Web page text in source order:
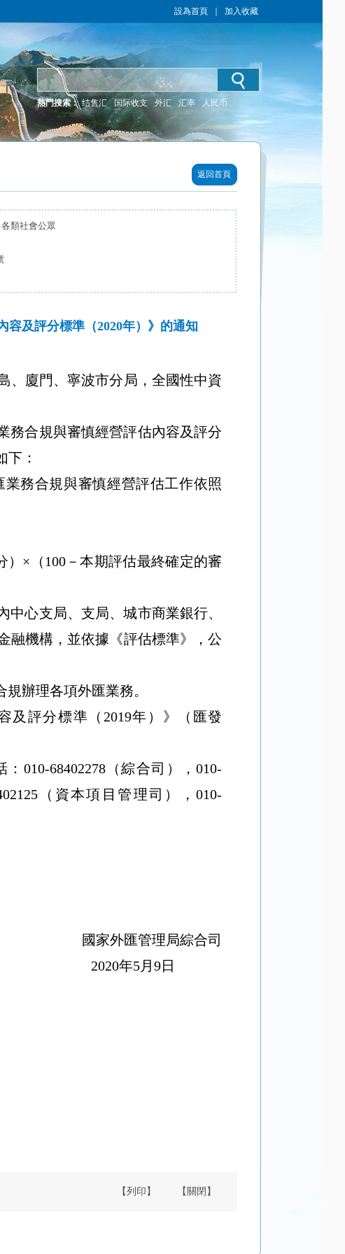
設為首頁 加入收藏
熱門搜索： 结售汇 国际收支 外汇 汇率 人民币
返回首頁
類社會公眾
容及評分標準（2020年）》的通知
、廈門、寧波市分局，全國性中資
務合規與審慎經營評估內容及評分
下：
業務合規與審慎經營評估工作依照
× （100 －本期評估最終確定的審
心支局、支局、城市商業銀行、
融機構，並依據《評估標準》，公
辦理各項外匯業務。
及評分標準（ 2019年）》（匯發
010-68402278（綜合司），010-
（資本項目管理司），010-
國家外匯管理局綜合司
年5月 9日
【列印】 【關閉】